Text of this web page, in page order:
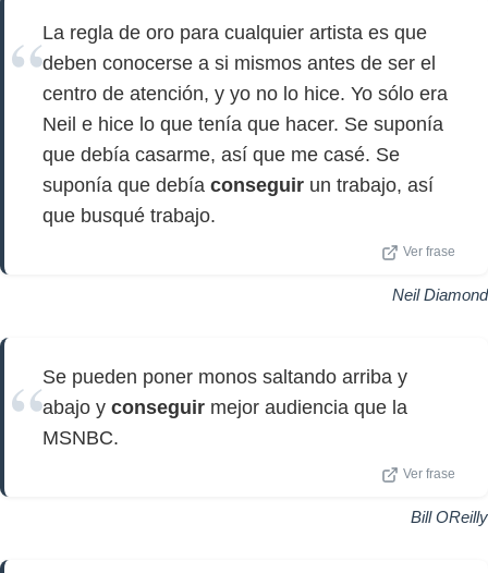
La regla de oro para cualquier artista es que
deben conocerse a si mismos antes de ser el
centro de atención, y yo no lo hice. Yo sólo era
Neil e hice lo que tenía que hacer. Se suponía
que debía casarme, así que me casé. Se
suponía que debía conseguir un trabajo, así
que busqué trabajo.
Ver frase
Neil Diamond
Se pueden poner monos saltando arriba y
abajo y conseguir mejor audiencia que la
MSNBC.
Ver frase
Bill OReilly